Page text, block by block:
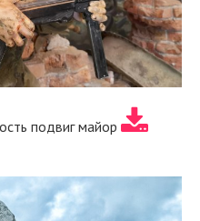
подвиг майор